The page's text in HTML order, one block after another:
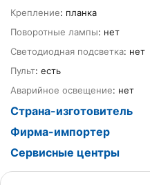
Крепление: планка
Поворотные лампы: нет
Светодиодная подсветка: нет
Пульт: есть
Аварийное освещение: нет
Страна-изготовитель
Фирма-импортер
Сервисные центры